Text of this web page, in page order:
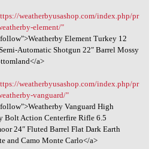
weatherbyusashop.com/index.php/pr
element/"
Element Turkey 12
Automatic Shotgun 22″ Barrel Mossy
a>
weatherbyusashop.com/index.php/pr
vanguard/"
Vanguard High
Bolt Action Centerfire Rifle 6.5
24″ Fluted Barrel Flat Dark Earth
and Camo Monte Carlo</a>